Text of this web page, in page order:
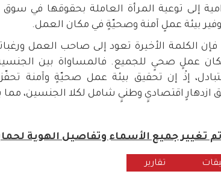
إلى توعية المرأة العاملة بحقوقها في سوق
بيئة عملٍ آمنة وصحيّةٍ في مكان العمل.
الكلمة الأخيرة تعود إلى صاحب العمل
عملٍ صحيٍ للجميع. فالمساواة بين
إذْ إن تحقيق بيئة عمل صحيّةٍ وآمنة تحفّز
ازدهارٍ اقتصاديٍ وطنيٍ شامل لكلا الجنسين،
تغيير جميع الأسماء وتفاصيل الهوية
تقارير